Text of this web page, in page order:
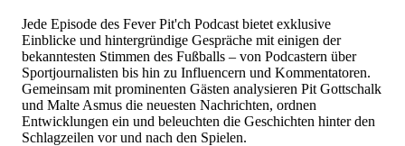
Jede Episode des Fever Pit'ch Podcast bietet exklusive
Einblicke und hintergründige Gespräche mit einigen der
bekanntesten Stimmen des Fußballs – von Podcastern über
Sportjournalisten bis hin zu Influencern und Kommentatoren.
Gemeinsam mit prominenten Gästen analysieren Pit Gottschalk
und Malte Asmus die neuesten Nachrichten, ordnen
Entwicklungen ein und beleuchten die Geschichten hinter den
Schlagzeilen vor und nach den Spielen.